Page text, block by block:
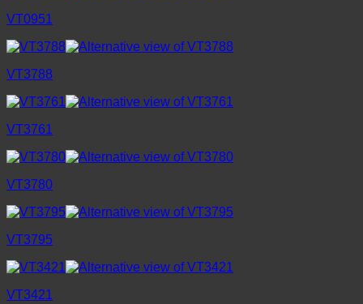
VT0951
VT3788
VT3761
VT3780
VT3795
VT3421